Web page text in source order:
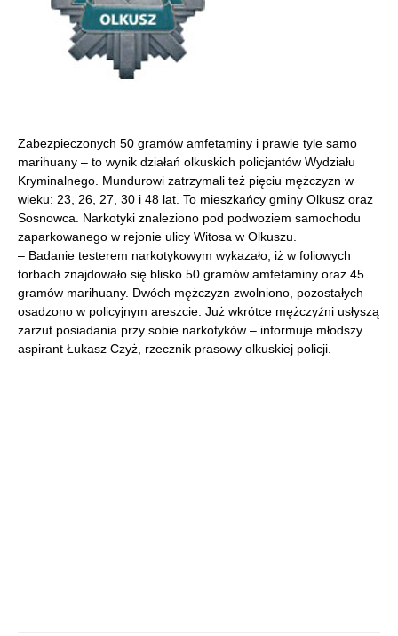
Zabezpieczonych 50 gramów amfetaminy i prawie tyle samo
marihuany – to wynik działań olkuskich policjantów Wydziału
Kryminalnego. Mundurowi zatrzymali też pięciu mężczyzn w
wieku: 23, 26, 27, 30 i 48 lat. To mieszkańcy gminy Olkusz oraz
Sosnowca. Narkotyki znaleziono pod podwoziem samochodu
zaparkowanego w rejonie ulicy Witosa w Olkuszu.
– Badanie testerem narkotykowym wykazało, iż w foliowych
torbach znajdowało się blisko 50 gramów amfetaminy oraz 45
gramów marihuany. Dwóch mężczyzn zwolniono, pozostałych
osadzono w policyjnym areszcie. Już wkrótce mężczyźni usłyszą
zarzut posiadania przy sobie narkotyków – informuje młodszy
aspirant Łukasz Czyż, rzecznik prasowy olkuskiej policji.